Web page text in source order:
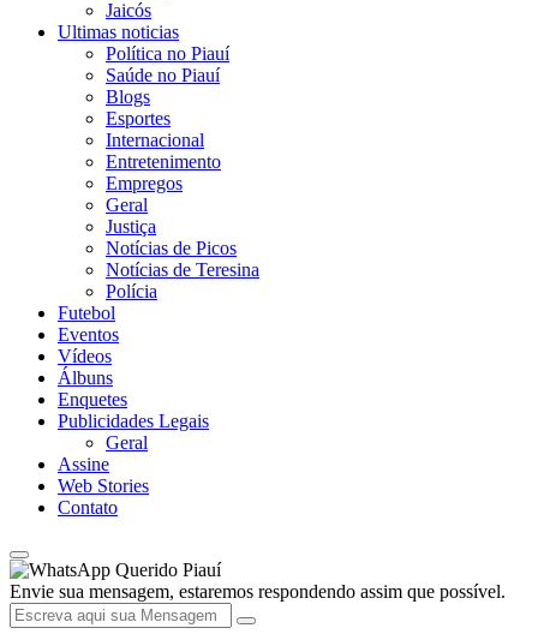
Jaicós
Ultimas noticias
Política no Piauí
Saúde no Piauí
Blogs
Esportes
Internacional
Entretenimento
Empregos
Geral
Justiça
Notícias de Picos
Notícias de Teresina
Polícia
Futebol
Eventos
Vídeos
Álbuns
Enquetes
Publicidades Legais
Geral
Assine
Web Stories
Contato
Querido Piauí
Envie sua mensagem, estaremos respondendo assim que possível.